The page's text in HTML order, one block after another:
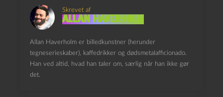
Skrevet af
Allan Haverholm
Allan Haverholm er billedkunstner (herunder
tegneserieskaber), kaffedrikker og dødsmetalafficionado.
Han ved altid, hvad han taler om, særlig når han ikke gør
det.